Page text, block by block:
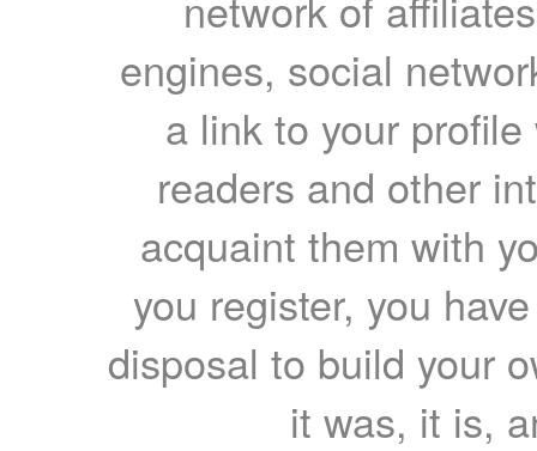
engines, social
a link to your
readers and other
acquaint them with
you register, you
disposal to build your
it was, it is,